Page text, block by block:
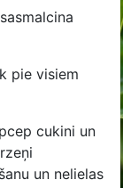
pie visiem
cukini un
un nelielas